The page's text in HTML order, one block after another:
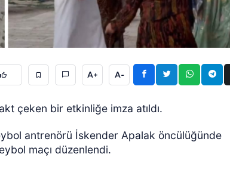
A+ A-
çeken bir etkinliğe imza atıldı.
antrenörü İskender Apalak öncülüğünde
maçı düzenlendi.